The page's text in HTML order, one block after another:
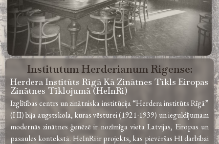
Institutum Herderianum Rigense:
Herdera Institūts Rīgā Kā Zinātnes Tīkls Eiropas
Zinātnes Tīklojumā (HeInRi)
Izglītības centrs un zinātniska institūcija “Herdera institūts Rīgā”
(HI) bija augstskola, kuras vēsturei (1921-1939) un ieguldījumam
modernās zinātnes ģenēzē ir nozīmīga vieta Latvijas, Eiropas un
pasaules kontekstā. HeInRi ir projekts, kas pievēršas HI darbībai